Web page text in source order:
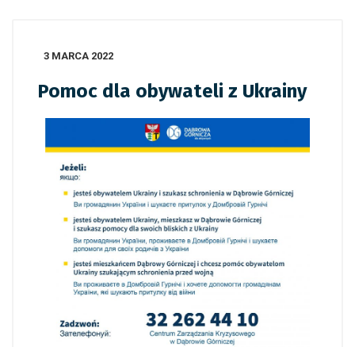
3 MARCA 2022
Pomoc dla obywateli z Ukrainy